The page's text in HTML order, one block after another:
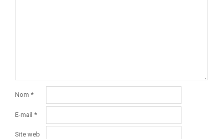
Nom *
E-mail *
Site web